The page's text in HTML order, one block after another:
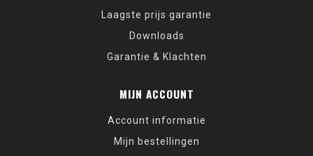
Laagste prijs garantie
Downloads
Garantie & Klachten
MIJN ACCOUNT
Account informatie
Mijn bestellingen